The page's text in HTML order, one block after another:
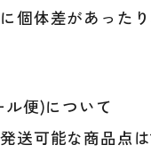
個体差があった
便)について
送可能な商品点は